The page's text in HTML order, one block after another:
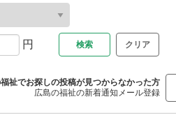
円 クリア
祉でお探しの投稿が見つからなかった方
広島の福祉の新着通知メール登録